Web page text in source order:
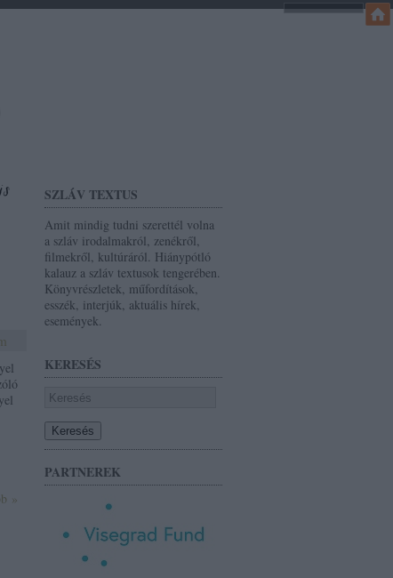
SZLÁV TEXTUS
Amit mindig tudni szerettél volna
a szláv irodalmakról, zenékről,
filmekről, kultúráról. Hiánypótló
kalauz a szláv textusok tengerében.
Könyvrészletek, műfordítások,
esszék, interjúk, aktuális hírek,
események.
KERESÉS
PARTNEREK
»